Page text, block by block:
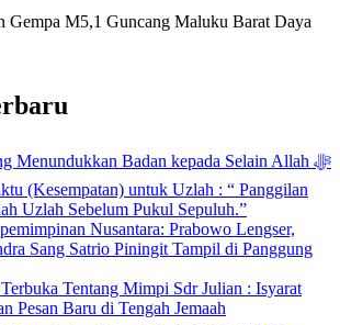
Gempa M5,1 Guncang Maluku Barat Daya
Isyarat Dilarang Menundukkan Badan kepada Selain Allah ﷻ
(Kesempatan) untuk Uzlah : “ Panggilan
Uzlah Sebelum Pukul Sepuluh.”
Nusantara: Prabowo Lengser,
Sang Satrio Piningit Tampil di Panggung
Tentang Mimpi Sdr Julian : Isyarat
Pesan Baru di Tengah Jemaah